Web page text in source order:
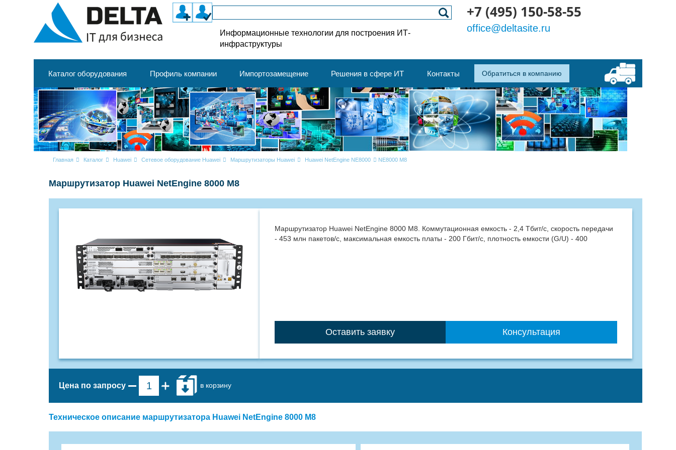
Информационные технологии для построения ИТ-
инфраструктуры
+7 (495) 150-58-55
office@deltasite.ru
Каталог оборудования Профиль компании Импортозамещение Решения в сфере ИТ Контакты Обратиться в компанию
Главная Каталог Huawei Сетевое оборудование Huawei Маршрутизаторы Huawei Huawei NetEngine NE8000 NE8000 M8
Маршрутизатор Huawei NetEngine 8000 M8
Маршрутизатор Huawei NetEngine 8000 M8. Коммутационная емкость - 2,4 Тбит/с, скорость передачи
- 453 млн пакетов/с, максимальная емкость платы - 200 Гбит/с, плотность емкости (G/U) - 400
Оставить заявку Консультация
Цена по запросу в корзину
Техническое описание маршрутизатора Huawei NetEngine 8000 M8